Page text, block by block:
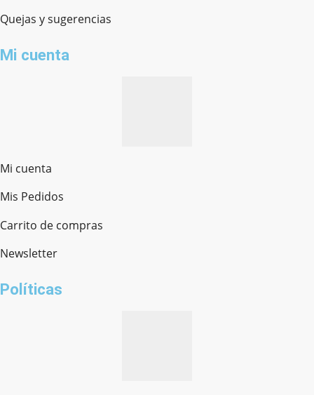
Quejas y sugerencias
Mi cuenta
Mi cuenta
Mis Pedidos
Carrito de compras
Newsletter
Políticas